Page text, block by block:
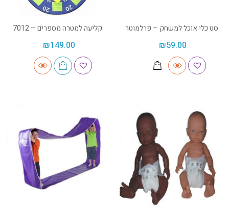
סט כלי אוכל למשחק – פרלמוטר
₪59.00
קליעה למטרה מספרים – 7012
₪149.00